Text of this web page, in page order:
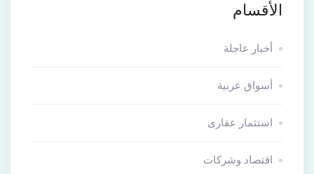
الأقسام
أخبار عاجلة
أسواق عربية
استثمار عقارى
اقتصاد وشركات